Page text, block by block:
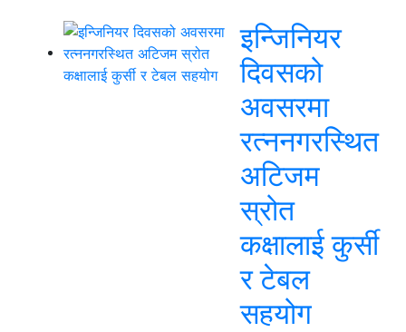
इन्जिनियर
दिवसको
अवसरमा
रत्ननगरस्थित
अटिजम
स्रोत
कक्षालाई कुर्सी
र टेबल
सहयोग